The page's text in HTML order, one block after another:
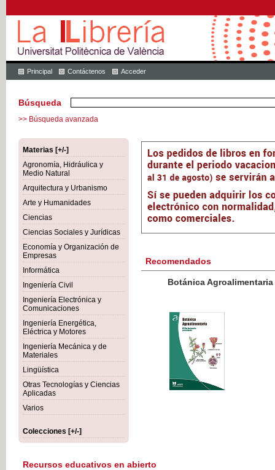
Principal Contáctenos Acceder
Búsqueda
>> Búsqueda avanzada
Materias [+/-]
Agronomía, Hidráulica y
Medio Natural
Arquitectura y Urbanismo
Arte y Humanidades
Ciencias
Ciencias Sociales y Jurídicas
Economía y Organización de
Empresas
Informática
Ingeniería Civil
Ingeniería Electrónica y
Comunicaciones
Ingeniería Energética,
Eléctrica y Motores
Ingeniería Mecánica y de
Materiales
Lingüística
Otras Tecnologías y Ciencias
Aplicadas
Varios
Colecciones [+/-]
Recomendados
Botánica Agroalimentaria
Recursos educativos en abierto